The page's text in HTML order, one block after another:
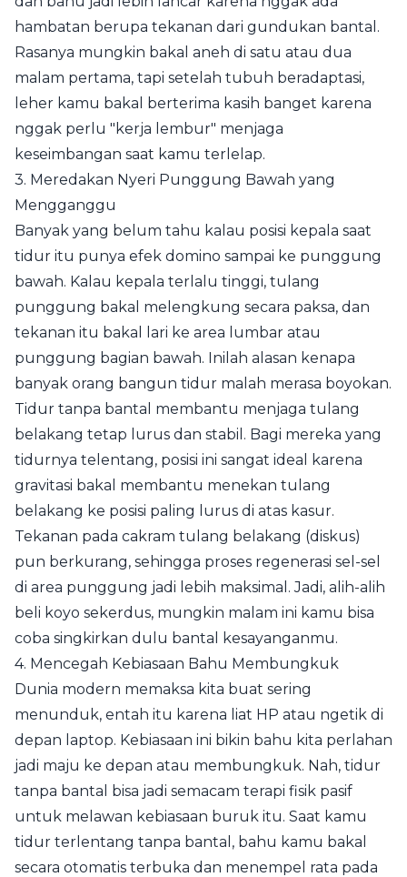
hambatan berupa tekanan dari gundukan bantal.
Rasanya mungkin bakal aneh di satu atau dua
malam pertama, tapi setelah tubuh beradaptasi,
leher kamu bakal berterima kasih banget karena
nggak perlu "kerja lembur" menjaga
keseimbangan saat kamu terlelap.
3. Meredakan Nyeri Punggung Bawah yang
Mengganggu
Banyak yang belum tahu kalau posisi kepala saat
tidur itu punya efek domino sampai ke punggung
bawah. Kalau kepala terlalu tinggi, tulang
punggung bakal melengkung secara paksa, dan
tekanan itu bakal lari ke area lumbar atau
punggung bagian bawah. Inilah alasan kenapa
banyak orang bangun tidur malah merasa boyokan.
Tidur tanpa bantal membantu menjaga tulang
belakang tetap lurus dan stabil. Bagi mereka yang
tidurnya telentang, posisi ini sangat ideal karena
gravitasi bakal membantu menekan tulang
belakang ke posisi paling lurus di atas kasur.
Tekanan pada cakram tulang belakang (diskus)
pun berkurang, sehingga proses regenerasi sel-sel
di area punggung jadi lebih maksimal. Jadi, alih-alih
beli koyo sekerdus, mungkin malam ini kamu bisa
coba singkirkan dulu bantal kesayanganmu.
4. Mencegah Kebiasaan Bahu Membungkuk
Dunia modern memaksa kita buat sering
menunduk, entah itu karena liat HP atau ngetik di
depan laptop. Kebiasaan ini bikin bahu kita perlahan
jadi maju ke depan atau membungkuk. Nah, tidur
tanpa bantal bisa jadi semacam terapi fisik pasif
untuk melawan kebiasaan buruk itu. Saat kamu
tidur terlentang tanpa bantal, bahu kamu bakal
secara otomatis terbuka dan menempel rata pada